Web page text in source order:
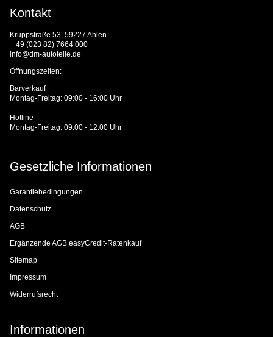
Kontakt
Kruppstraße 53, 59227 Ahlen
+ 49 (023 82) 7664 000
info@dm-autoteile.de
Öffnungszeiten:
Barverkauf
Montag-Freitag: 09:00 - 16:00 Uhr
Hotline
Montag-Freitag: 09:00 - 12:00 Uhr
Gesetzliche Informationen
Garantiebedingungen
Datenschutz
AGB
Ergänzende AGB easyCredit-Ratenkauf
Sitemap
Impressum
Widerrufsrecht
Informationen